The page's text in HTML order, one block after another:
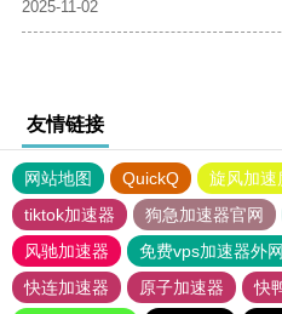
2025-11-02
友情链接
网站地图 QuickQ 旋风加速
tiktok加速器
狗急加速器官网
风驰加速器
免费vps加速器外
快连加速器
原子加速器 快